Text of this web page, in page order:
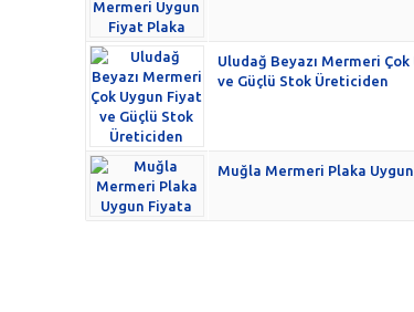
Uludağ Beyazı Mermeri
ve Güçlü Stok Üreticiden
Muğla Mermeri Plaka